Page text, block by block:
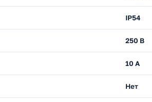
IP54
250 В
10 А
Нет